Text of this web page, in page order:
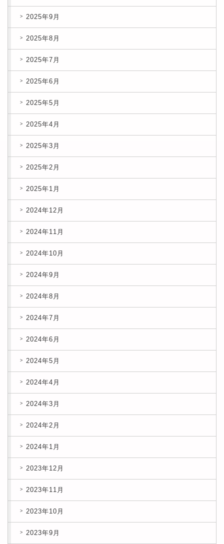
2025年9月
2025年8月
2025年7月
2025年6月
2025年5月
2025年4月
2025年3月
2025年2月
2025年1月
2024年12月
2024年11月
2024年10月
2024年9月
2024年8月
2024年7月
2024年6月
2024年5月
2024年4月
2024年3月
2024年2月
2024年1月
2023年12月
2023年11月
2023年10月
2023年9月